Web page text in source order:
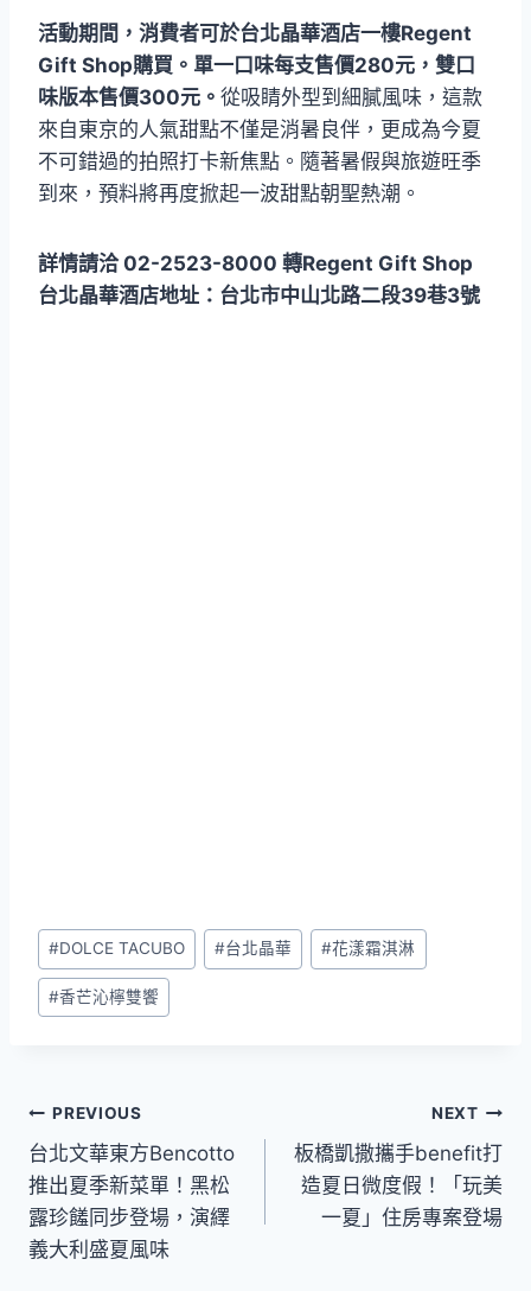
活動期間，消費者可於台北晶華酒店一樓Regent
Gift Shop購買。單一口味每支售價280元，雙口
味版本售價300元。 從吸睛外型到細膩風味，這款
來自東京的人氣甜點不僅是消暑良伴，更成為今夏
不可錯過的拍照打卡新焦點。隨著暑假與旅遊旺季
到來，預料將再度掀起一波甜點朝聖熱潮。
詳情請洽 02-2523-8000 轉Regent Gift Shop
台北晶華酒店地址：台北市中山北路二段39巷3號
Post
Tags:
#DOLCE TACUBO #台北晶華 #花漾霜淇淋
#香芒沁檸雙饗
文
章
導
覽
PREVIOUS
台北文華東方Bencotto
推出夏季新菜單！黑松
露珍饈同步登場，演繹
義大利盛夏風味
NEXT
板橋凱撒攜手benefit打
造夏日微度假！「玩美
一夏」住房專案登場